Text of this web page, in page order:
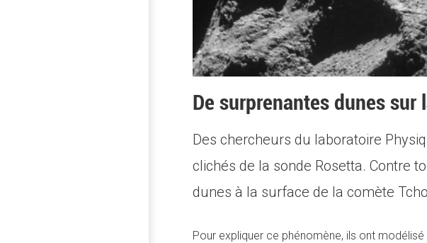
De surprenantes dunes sur
Des chercheurs du laboratoire
clichés de la sonde Rosetta. Contre
dunes à la surface de la comète
Pour expliquer ce phénomène, ils ont